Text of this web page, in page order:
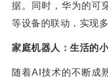
据。同时，华为的可
等设备的联动，实现
家庭机器人：生活的
随着AI技术的不断成